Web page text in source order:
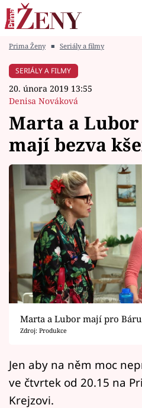
Módní alarm
Témata
Celebrity
Vztahy
Seriály
Horoskopy
Sledujte prima+
Filmový festival
Mámy sobě
Prima Ženy ■ Seriály a filmy
SERIÁLY A FILMY
20. února 2019 13:55
Denisa Nováková
Marta a
mají bezva
Marta a Lubor mají pro
Zdroj: Produkce
Jen aby na něm moc
ve čtvrtek od 20.15 na
Krejzovi.